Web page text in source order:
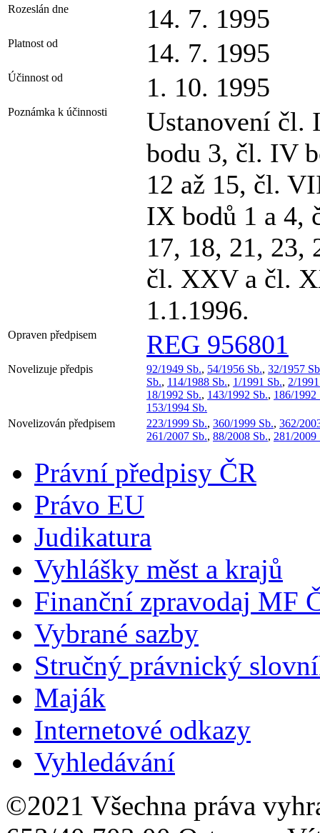
Rozeslán dne 14. 7. 1995
Platnost od 14. 7. 1995
Účinnost od 1. 10. 1995
Poznámka k účinnosti
Ustanovení čl.
bodu 3, čl. IV
12 až 15, čl.
IX bodů 1 a 4,
17, 18, 21, 23,
čl. XXV a čl.
1.1.1996.
Opraven předpisem REG 956801
Novelizuje předpis 92/1949 Sb., 54/1956 Sb., 32/1957
Sb., 114/1988 Sb., 1/1991 Sb., 2/
18/1992 Sb., 143/1992 Sb., 186/1992
153/1994 Sb.
Novelizován předpisem
223/1999 Sb., 360/1999 Sb., 362/
261/2007 Sb., 88/2008 Sb., 281/2009
Právní předpisy ČR
Právo EU
Judikatura
Vyhlášky měst a krajů
Finanční zpravodaj MF
Vybrané sazby
Stručný právnický
Maják
Internetové odkazy
Vyhledávání
©2021 Všechna práva